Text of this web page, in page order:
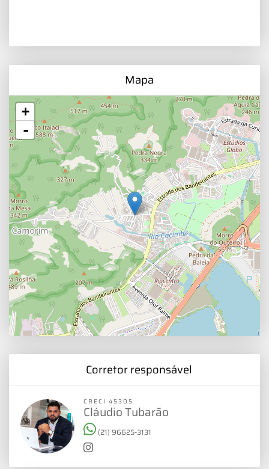
Mapa
+
-
Corretor responsável
CRECI 45305
Cláudio Tubarão
(21) 96625-3131